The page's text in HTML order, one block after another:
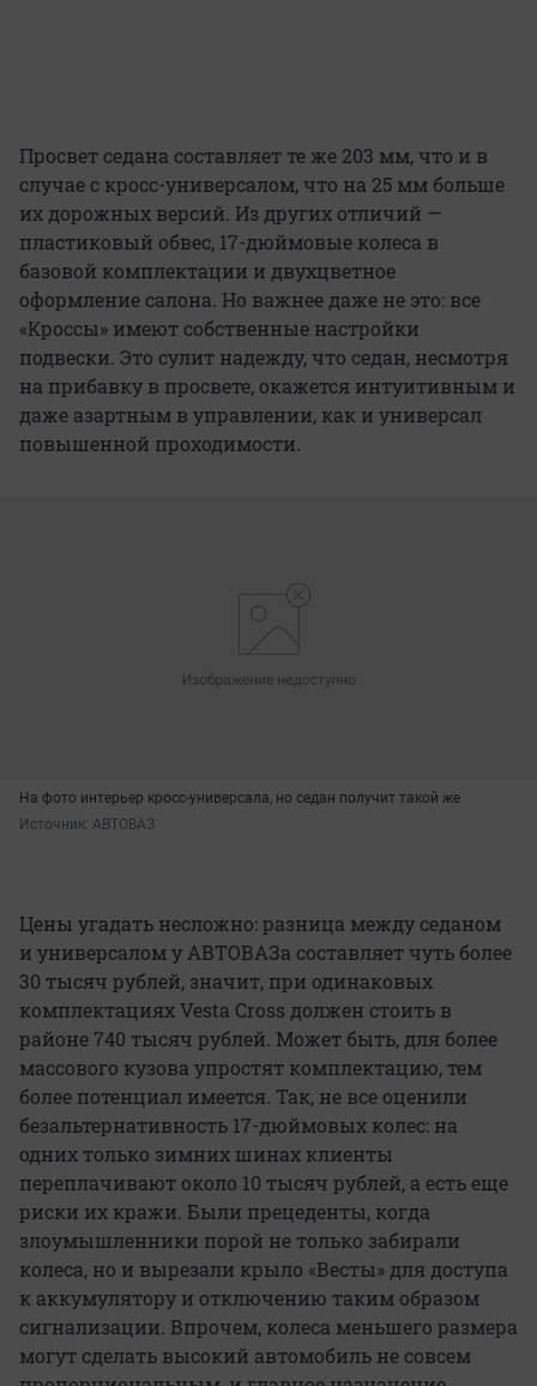
Просвет седана составляет те же 203 мм, что и в
случае с кросс-универсалом, что на 25 мм больше
их дорожных версий. Из других отличий —
пластиковый обвес, 17-дюймовые колеса в
базовой комплектации и двухцветное
оформление салона. Но важнее даже не это: все
«Кроссы» имеют собственные настройки
подвески. Это сулит надежду, что седан, несмотря
на прибавку в просвете, окажется интуитивным и
даже азартным в управлении, как и универсал
повышенной проходимости.
На фото интерьер кросс-универсала, но седан получит такой же
Источник: АВТОВАЗ
Цены угадать несложно: разница между седаном
и универсалом у АВТОВАЗа составляет чуть более
30 тысяч рублей, значит, при одинаковых
комплектациях Vesta Cross должен стоить в
районе 740 тысяч рублей. Может быть, для более
массового кузова упростят комплектацию, тем
более потенциал имеется. Так, не все оценили
безальтернативность 17-дюймовых колес: на
одних только зимних шинах клиенты
переплачивают около 10 тысяч рублей, а есть еще
риски их кражи. Были прецеденты, когда
злоумышленники порой не только забирали
колеса, но и вырезали крыло «Весты» для доступа
к аккумулятору и отключению таким образом
сигнализации. Впрочем, колеса меньшего размера
могут сделать высокий автомобиль не совсем